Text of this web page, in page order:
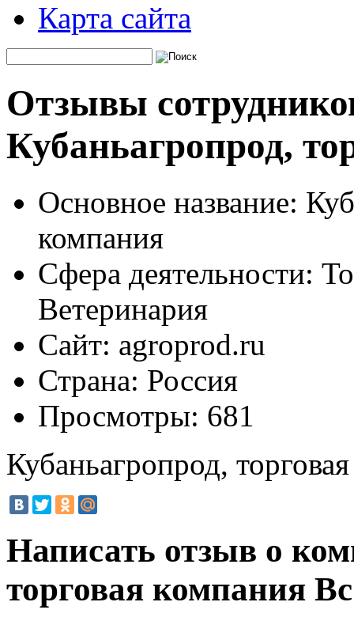
Карта сайта
Отзывы
Кубаньагропрод,
Основное название:
компания
Сфера деятельности:
Ветеринария
Сайт: agroprod.ru
Страна: Россия
Просмотры: 681
Кубаньагропрод,
Написать отзыв о
торговая компания